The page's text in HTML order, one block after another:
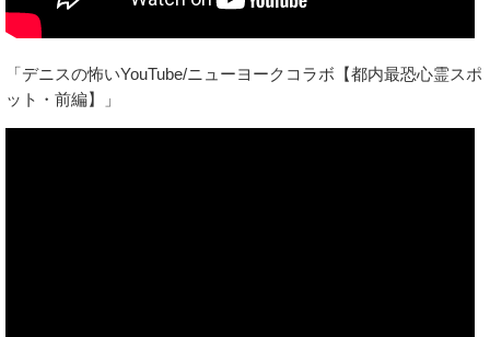
「デニスの怖いYouTube/ニューヨークコラボ【都内最恐心霊スポ
ット・前編】」